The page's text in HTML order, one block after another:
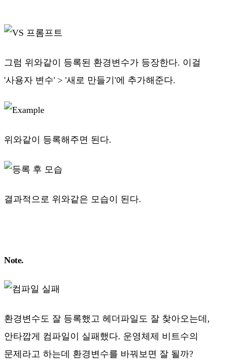
그럼 위와같이 등록된 환경변수가 등장한다. 이걸
'사용자 변수' > '새로 만들기'에 추가해준다.
위와같이 등록해주면 된다.
결과적으로 위와같은 모습이 된다.
Note.
환경변수도 잘 등록했고 헤더파일도 잘 찾아오는데,
안타깝게 컴파일이 실패했다. 운영체제 비트수의
문제라고 하는데 환경변수를 바꿔보면 잘 될까?